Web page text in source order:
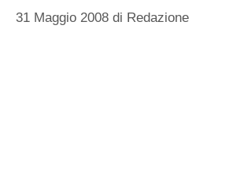
31 Maggio 2008 di Redazione